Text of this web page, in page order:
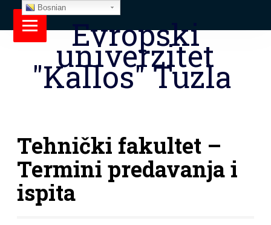
Evropski
univerzitet
"Kallos" Tuzla
Tehnički fakultet –
Termini predavanja i
ispita
Bosnian